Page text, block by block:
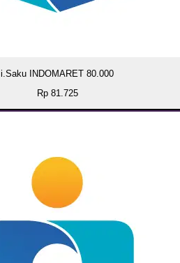
i.Saku INDOMARET 80.000
Rp 81.725